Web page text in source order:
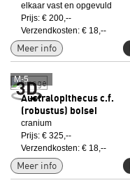
elkaar vast en opgevuld
Prijs: € 200,--
Verzendkosten: € 18,--
Meer info
M-5
Australopithecus c.f.
(robustus) boisei
cranium
Prijs: € 325,--
Verzendkosten: € 18,--
Meer info